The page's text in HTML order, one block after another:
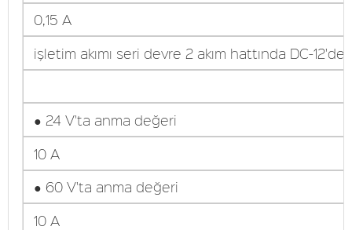
0,15 A
işletim akımı seri devre 2 akım hattında DC-12'de
● 24 V'ta anma değeri
10 A
● 60 V'ta anma değeri
10 A